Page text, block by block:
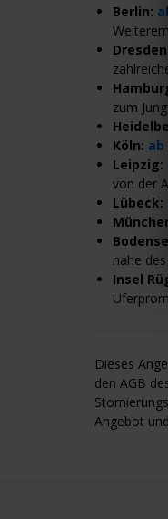
Berlin:
zum
Köln: ab
Leipzig:
von der
Lübeck:
nahe des
Insel
Dieses
den AGB
Angebot